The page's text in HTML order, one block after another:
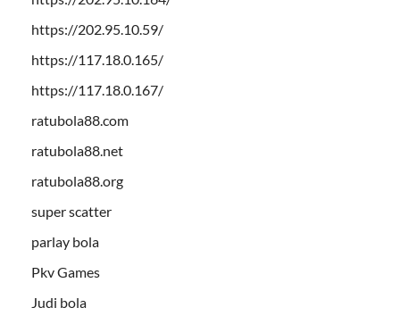
https://202.95.10.59/
https://117.18.0.165/
https://117.18.0.167/
ratubola88.com
ratubola88.net
ratubola88.org
super scatter
parlay bola
Pkv Games
Judi bola